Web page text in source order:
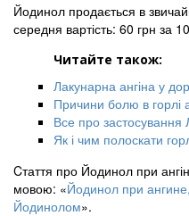
Йодинол продається в
середня вартість: 60 грн за
Читайте також:
Лакунарна ангіна у
Причини болю в горлі
Все про застосування
Як і чим полоскати
Cтаття про Йодинол при
мовою: «Йодинол при
Йодинолом».